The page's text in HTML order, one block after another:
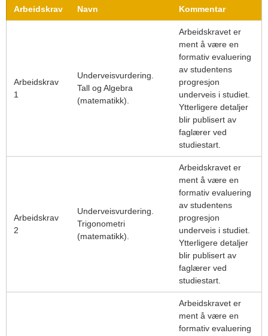
Arbeidskrav Navn Kommentar
Arbeidskrav
1
Underveisvurdering.
Tall og Algebra
(matematikk).
Arbeidskravet er
ment å være en
formativ evaluering
av studentens
progresjon
underveis i studiet.
Ytterligere detaljer
blir publisert av
faglærer ved
studiestart.
Arbeidskrav
2
Underveisvurdering.
Trigonometri
(matematikk).
Arbeidskravet er
ment å være en
formativ evaluering
av studentens
progresjon
underveis i studiet.
Ytterligere detaljer
blir publisert av
faglærer ved
studiestart.
Arbeidskravet er
ment å være en
formativ evaluering